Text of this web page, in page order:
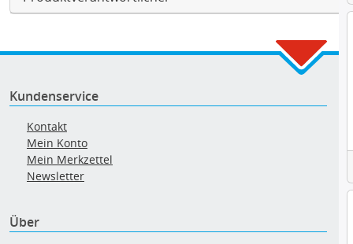
Kundenservice
Kontakt
Mein Konto
Mein Merkzettel
Newsletter
Über